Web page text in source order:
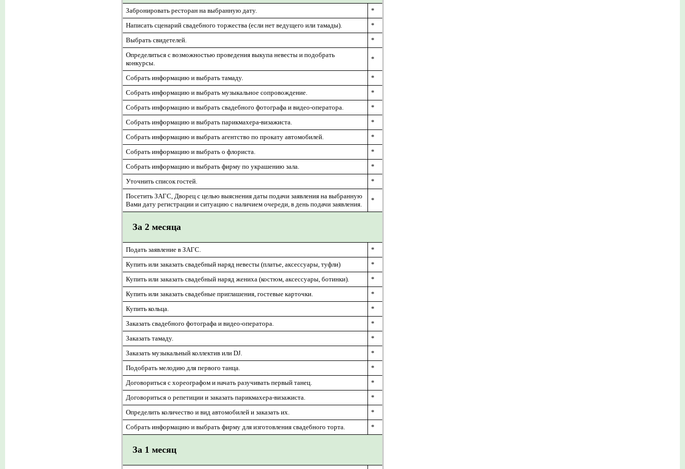
Забронировать ресторан на выбранную дату.
*
Написать сценарий свадебного торжества (если нет ведущего или тамады).
*
Выбрать свидетелей.
*
Определиться с возможностью проведения выкупа невесты и подобрать
конкурсы.
*
Собрать информацию и выбрать тамаду.
*
Собрать информацию и выбрать музыкальное сопровождение.
*
Собрать информацию и выбрать свадебного фотографа и видео-оператора.
*
Собрать информацию и выбрать парикмахера-визажиста.
*
Собрать информацию и выбрать агентство по прокату автомобилей.
*
Собрать информацию и выбрать о флориста.
*
Собрать информацию и выбрать фирму по украшению зала.
*
Уточнить список гостей.
*
Посетить ЗАГС, Дворец с целью выяснения даты подачи заявления на выбранную
Вами дату регистрации и ситуацию с наличием очереди, в день подачи заявления.
*
За 2 месяца
Подать заявление в ЗАГС.
*
Купить или заказать свадебный наряд невесты (платье, аксессуары, туфли)
*
Купить или заказать свадебный наряд жениха (костюм, аксессуары, ботинки).
*
Купить или заказать свадебные приглашения, гостевые карточки.
*
Купить кольца.
*
Заказать свадебного фотографа и видео-оператора.
*
Заказать тамаду.
*
Заказать музыкальный коллектив или DJ.
*
Подобрать мелодию для первого танца.
*
Договориться с хореографом и начать разучивать первый танец.
*
Договориться о репетиции и заказать парикмахера-визажиста.
*
Определить количество и вид автомобилей и заказать их.
*
Собрать информацию и выбрать фирму для изготовления свадебного торта.
*
За 1 месяц